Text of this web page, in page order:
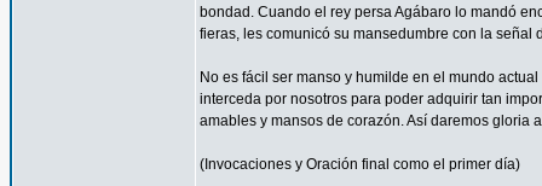
bondad. Cuando el rey persa Agábaro lo mandó
fieras, les comunicó su mansedumbre con la señal
No es fácil ser manso y humilde en el mundo
interceda por nosotros para poder adquirir tan
amables y mansos de corazón. Así daremos gloria
(Invocaciones y Oración final como el primer día)